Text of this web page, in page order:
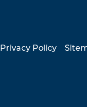
Privacy Policy